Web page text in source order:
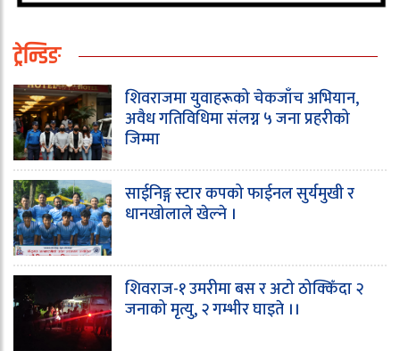
ट्रेन्डिङ
शिवराजमा युवाहरूको चेकजाँच अभियान,
अवैध गतिविधिमा संलग्न ५ जना प्रहरीको
जिम्मा
साईनिङ्ग स्टार कपको फाईनल सुर्यमुखी र
धानखोलाले खेल्ने ।
शिवराज-१ उमरीमा बस र अटो ठोक्किँदा २
जनाको मृत्यु, २ गम्भीर घाइते ।।